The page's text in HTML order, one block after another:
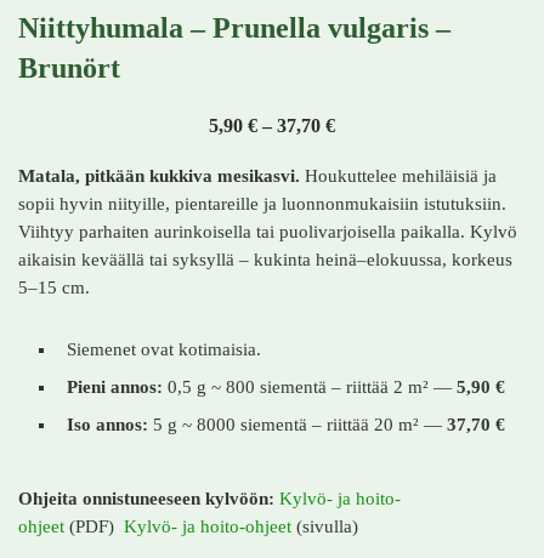
Niittyhumala – Prunella vulgaris –
Brunört
5,90 € – 37,70 €Hintaluokka: 5,90 € -
Matala, pitkään kukkiva mesikasvi. Houkuttelee mehiläisiä ja
sopii hyvin niityille, pientareille ja luonnonmukaisiin istutuksiin.
Viihtyy parhaiten aurinkoisella tai puolivarjoisella paikalla. Kylvö
aikaisin keväällä tai syksyllä – kukinta heinä–elokuussa, korkeus
5–15 cm.
Siemenet ovat kotimaisia.
Pieni annos: 0,5 g ~ 800 siementä – riittää 2 m² — 5,90 €
Iso annos: 5 g ~ 8000 siementä – riittää 20 m² — 37,70 €
Ohjeita onnistuneeseen kylvöön: Kylvö- ja hoito-
ohjeet (PDF) Kylvö- ja hoito-ohjeet (sivulla)